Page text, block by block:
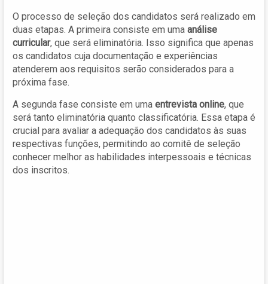
O processo de seleção dos candidatos será realizado em
duas etapas. A primeira consiste em uma análise
curricular, que será eliminatória. Isso significa que apenas
os candidatos cuja documentação e experiências
atenderem aos requisitos serão considerados para a
próxima fase.
A segunda fase consiste em uma entrevista online, que
será tanto eliminatória quanto classificatória. Essa etapa é
crucial para avaliar a adequação dos candidatos às suas
respectivas funções, permitindo ao comitê de seleção
conhecer melhor as habilidades interpessoais e técnicas
dos inscritos.